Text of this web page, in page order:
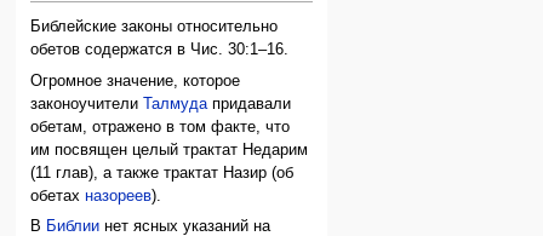
Библейские законы относительно
обетов содержатся в Чис. 30:1–16.
Огромное значение, которое
законоучителиТалмуда придавали
обетам, отражено в том факте, что
им посвящен целый трактат Недарим
(11 глав), а также трактат Назир (об
обетахназореев).
В Библии нет ясных указаний на